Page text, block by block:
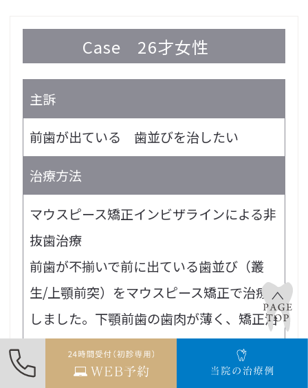
Case 26才女性
主訴
前歯が出ている 歯並びを治したい
治療方法
マウスピース矯正インビザラインによる非
抜歯治療
前歯が不揃いで前に出ている歯並び（叢
生/上顎前突）をマウスピース矯正で治療
しました。下顎前歯の歯肉が薄く、矯正治
療で歯茎がさがる（歯肉退縮）のリスクが
想定されたため、綿密な治療計画を立案